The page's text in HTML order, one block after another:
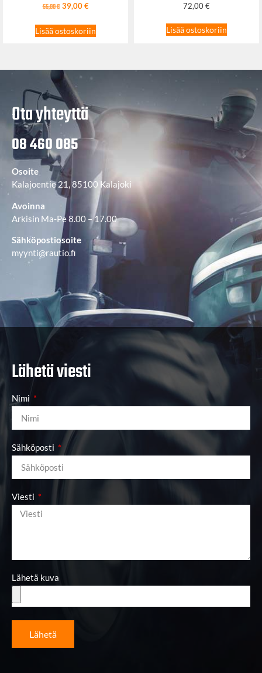
55,00€ 39,00€
Lisää ostoskoriin
72,00€
Lisää ostoskoriin
Ota yhteyttä
08 460 085
Osoite
Kalajoentie 21, 85100 Kalajoki
Avoinna
Arkisin Ma-Pe 8.00 – 17.00
Sähköpostiosoite
myynti@rautio.fi
Lähetä viesti
Nimi
Sähköposti
Viesti
Lähetä kuva
Lähetä